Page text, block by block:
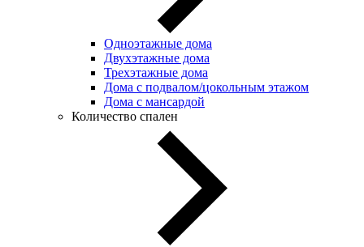
Одноэтажные дома
Двухэтажные дома
Трехэтажные дома
Дома с подвалом/цокольным этажом
Дома с мансардой
Количество спален